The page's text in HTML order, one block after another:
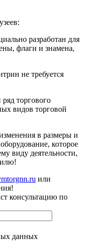
разработан для
флаги и знамена,
не требуется
торгового
видов торговой
в размеры и
которое
виду деятельности,
или
консультацию по
данных